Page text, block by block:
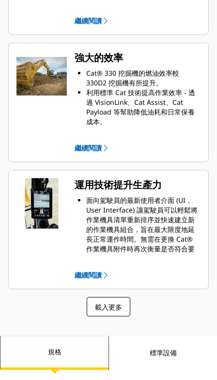
此介面讓駕駛員能夠保持準確，並充
分利用輪班的每一秒時間。新增了將
接頭和附件輸入到系統的能力，大幅
縮短了校正時間，讓作業機具組合的
設定工作更高效。無需在更換 Cat®
作業機具附件時再次衡量是否符合要
求，並且僅需一個人就可以輕鬆檢查
鏟斗磨損並進行調整。
繼續閱讀
強大的效率
Cat® 330 挖掘機的燃油效率較
330D2 挖掘機有所提升。
利用標準 Cat 技術提高作業效率 - 透
過 VisionLink、Cat Assist、Cat
Payload 等幫助降低油耗和日常保養
成本。
回轉扭矩較 330D2 挖掘機有所提升，
在斜坡作業時更加輕鬆。
C7.1 引擎可使用配比達 B20 的生質柴
油進行運轉，且符合聯合國 ECE R96
Stage IIIA排放標準，等同於美國環保
署 Tier 3 和歐盟 Stage IIIA 標準。
先進液壓系統可讓功率和效率達到最
佳平衡，同時為您提供精確挖掘要求
所需的控制力。
利用動力模式使挖掘機符合工作需
求；透過智慧模式根據挖掘環境需求
改善循環時間。使用簡單的凸耳扳手
即可快速更換齒尖，無須使用錘具或
特殊工具，既可提升安全，又可延長
作業時間。
輔助液壓選項為您提供使用各種 Cat
別讓溫度阻礙您的作業。挖掘機具有
減額)，以及 –18°C (0°F) 冷起動能
繼續閱讀
運用技術提升生產力
面向駕駛員的最新使用者介面 (UI，
User Interface) 讓駕駛員可以輕鬆將
作業機具清單重新排序並快速建立新
的作業機具組合，旨在最大限度地延
長正常運作時間。無需在更換 Cat®
作業機具附件時再次衡量是否符合要
利用具 2D 的標準 Cat Grade 系統 (包
括僅指示和雷射功能) 可促進生產力提
升。
想要使用 3D 系統改善挖掘結果嗎？
Caterpillar 的單一天線全球導航衛星
Satellite System) 可在整地時提供視
此外，您可以在工作時在觸控式螢幕
監控器上建立和編輯設計。如果您的
繼續閱讀
載入更多
規格 標準設備